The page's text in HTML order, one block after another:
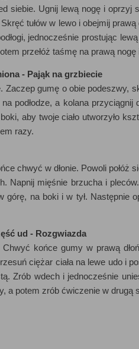
siebie. Ugnij lewą nogę i
tułów w lewo i obejmij
jednocześnie prostując
przełóż taśmę na prawą
- Pająk na grzbiecie
Zaczep gumę o obie podeszwy,
podłodze, a kolana
aby twoje ciało utworzyło
razy.
chwyć w dłonie. Powoli połóż
Napnij mięśnie brzucha i
górę, na boki i w tył. Następnie
ud - Rozgwiazda
końce gumy w prawą
ciężar ciała na lewe udo i
Zrób wdech i jednocześnie
a potem zrób ćwiczenie w drugą